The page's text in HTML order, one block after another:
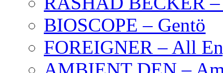
BIOSCOPE – Gentö
FOREIGNER – All